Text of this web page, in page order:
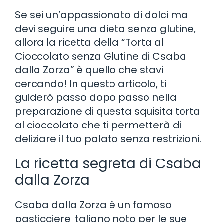
Se sei un’appassionato di dolci ma
devi seguire una dieta senza glutine,
allora la ricetta della “Torta al
Cioccolato senza Glutine di Csaba
dalla Zorza” è quello che stavi
cercando! In questo articolo, ti
guiderò passo dopo passo nella
preparazione di questa squisita torta
al cioccolato che ti permetterà di
deliziare il tuo palato senza restrizioni.
La ricetta segreta di Csaba
dalla Zorza
Csaba dalla Zorza è un famoso
pasticciere italiano noto per le sue